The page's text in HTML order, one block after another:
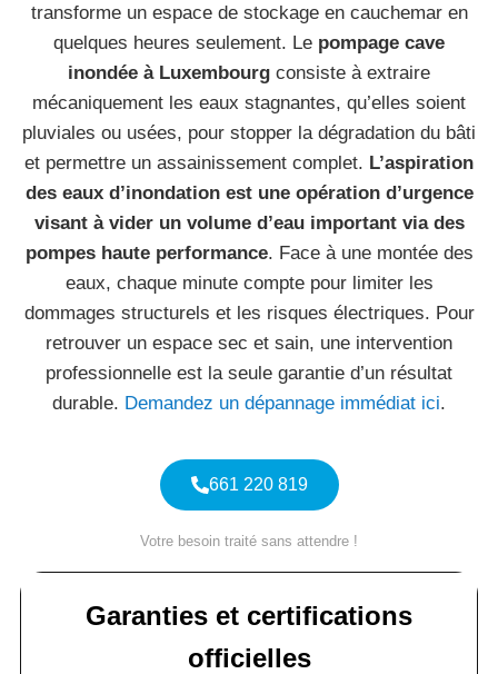
transforme un espace de stockage en cauchemar en
quelques heures seulement. Le pompage cave
inondée à Luxembourg consiste à extraire
mécaniquement les eaux stagnantes, qu’elles soient
pluviales ou usées, pour stopper la dégradation du bâti
et permettre un assainissement complet. L’aspiration
des eaux d’inondation est une opération d’urgence
visant à vider un volume d’eau important via des
pompes haute performance. Face à une montée des
eaux, chaque minute compte pour limiter les
dommages structurels et les risques électriques. Pour
retrouver un espace sec et sain, une intervention
professionnelle est la seule garantie d’un résultat
durable. Demandez un dépannage immédiat ici.
661 220 819
Votre besoin traité sans attendre !
Garanties et certifications
officielles